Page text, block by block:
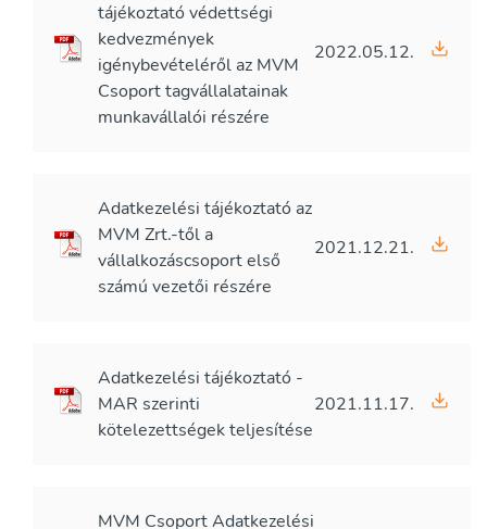
tájékoztató védettségi
kedvezmények
igénybevételéről az MVM
Csoport tagvállalatainak
munkavállalói részére
2022.05.12.
Adatkezelési tájékoztató az
MVM Zrt.-től a
vállalkozáscsoport első
számú vezetői részére
2021.12.21.
Adatkezelési tájékoztató -
MAR szerinti
kötelezettségek teljesítése
2021.11.17.
MVM Csoport Adatkezelési